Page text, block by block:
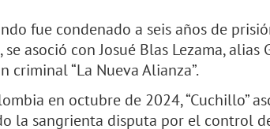
fue condenado a seis años de
asoció con Josué Blas Lezama, alias
“La Nueva Alianza”.
en octubre de 2024, “Cuchillo”
la sangrienta disputa por el control